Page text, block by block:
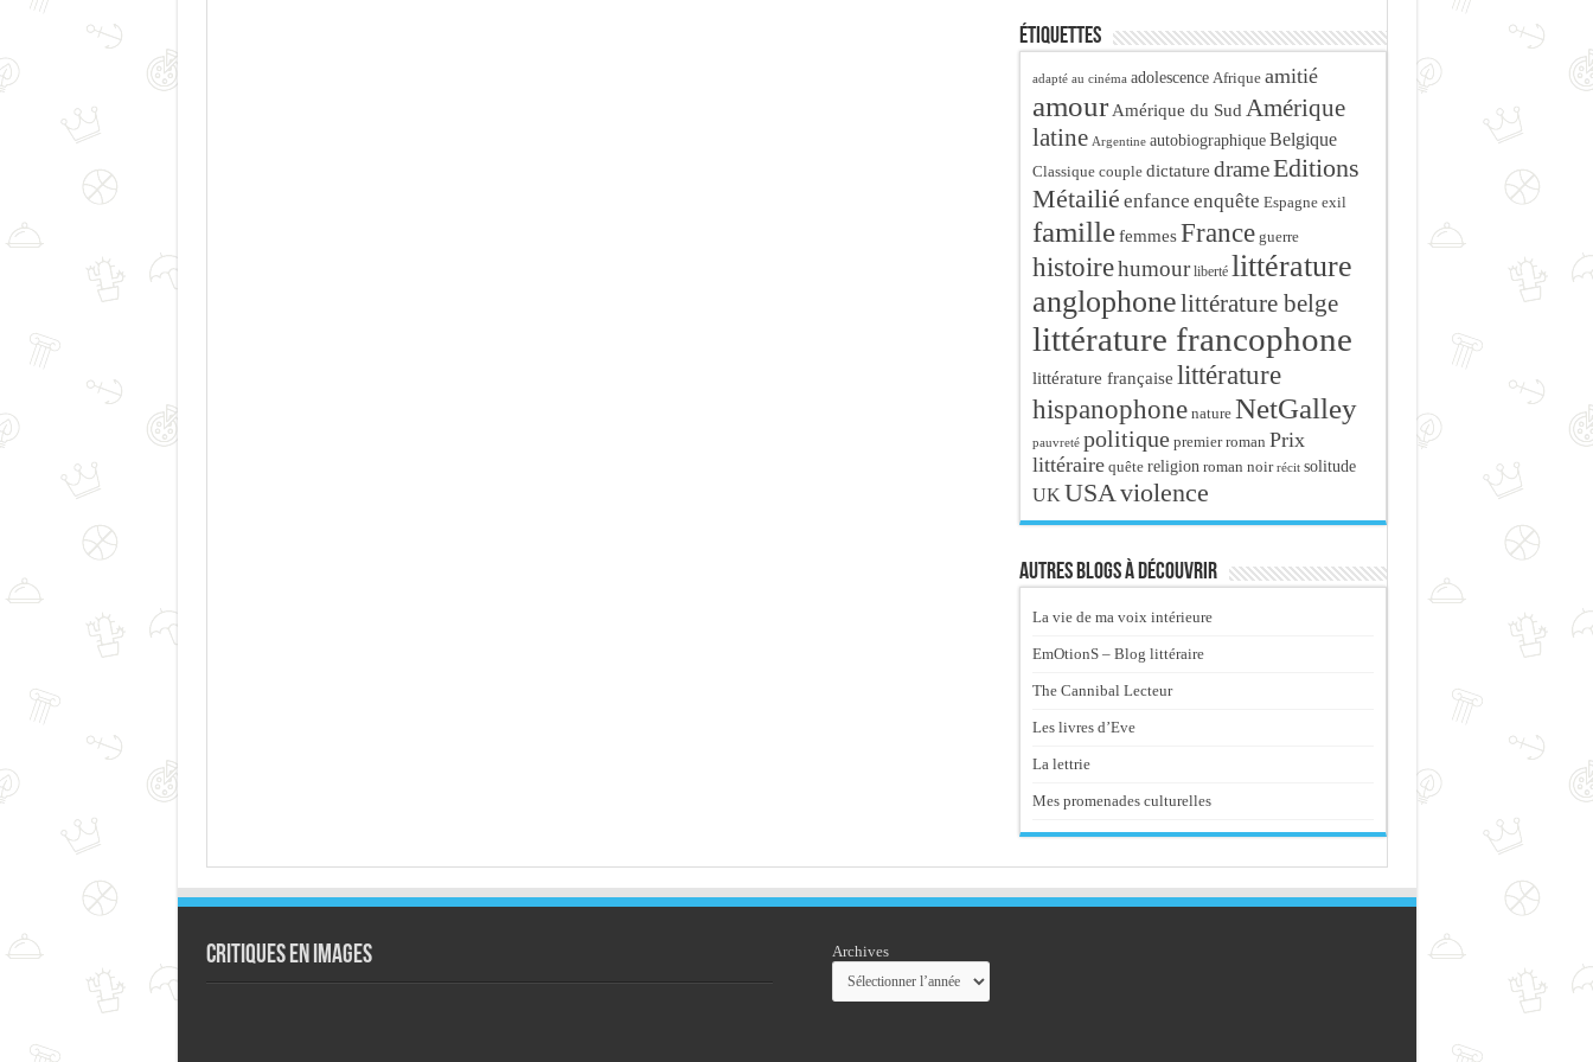
Étiquettes
adapté au cinéma adolescence Afrique amitié
amour Amérique du Sud Amérique
latine Argentine autobiographique Belgique
Classique couple dictature drameEditions
Métailié enfance enquête Espagne exil
famille femmes France guerre
histoirehumour liberté littérature
anglophonelittérature belge
littérature francophone
littérature française littérature
hispanophone nature NetGalley
pauvreté politique premier roman Prix
littéraire quête religion roman noir récit solitude
UK USA violence
Autres blogs à découvrir
La vie de ma voix intérieure
EmOtionS – Blog littéraire
The Cannibal Lecteur
Les livres d’Eve
La lettrie
Mes promenades culturelles
Critiques en images Archives